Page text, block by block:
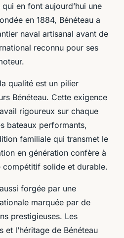
en font aujourd’hui une
en 1884, Bénéteau a
naval artisanal avant de
reconnu pour ses
qualité est un pilier
Bénéteau. Cette exigence
rigoureux sur chaque
bateaux performants,
familiale qui transmet le
en génération confère à
compétitif solide et durable.
forgée par une
marquée par de
prestigieuses. Les
et l’héritage de Bénéteau